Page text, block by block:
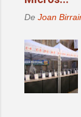
De Joan